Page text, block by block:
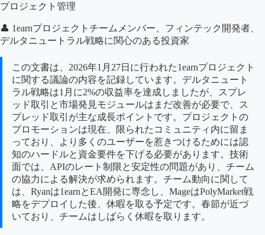
プロジェクト管理
👤 1earnプロジェクトチームメンバー、フィンテック開発者、
デルタニュートラル戦略に関心のある投資家
この文書は、2026年1月27日に行われた1earnプロジェクト
に関する議論の内容を記録しています。デルタニュート
ラル戦略は1月に2%の収益率を達成しましたが、スプレ
ッド取引と市場発見モジュールはまだ改善が必要で、ス
プレッド取引が主な成長ポイントです。プロジェクトの
プロモーションは現在、限られたコミュニティ内に留ま
っており、より多くのユーザーを惹きつけるためには認
知のハードルと資金要件を下げる必要があります。技術
面では、APIのレート制限と安定性の問題があり、チーム
の協力による解決が求められます。チーム動向に関して
は、Ryanは1earnとEA開発に専念し、MageはPolyMarket戦
略をデプロイした後、休暇を取る予定です。春節が近づ
いており、チームはしばらく休暇を取ります。